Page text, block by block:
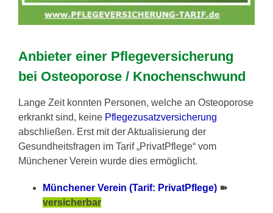
Anbieter einer Pflegeversicherung
bei Osteoporose / Knochenschwund
Lange Zeit konnten Personen, welche an Osteoporose
erkrankt sind, keine Pflegezusatzversicherung
abschließen. Erst mit der Aktualisierung der
Gesundheitsfragen im Tarif „PrivatPflege“ vom
Münchener Verein wurde dies ermöglicht.
Münchener Verein (Tarif: PrivatPflege)➽
versicherbar